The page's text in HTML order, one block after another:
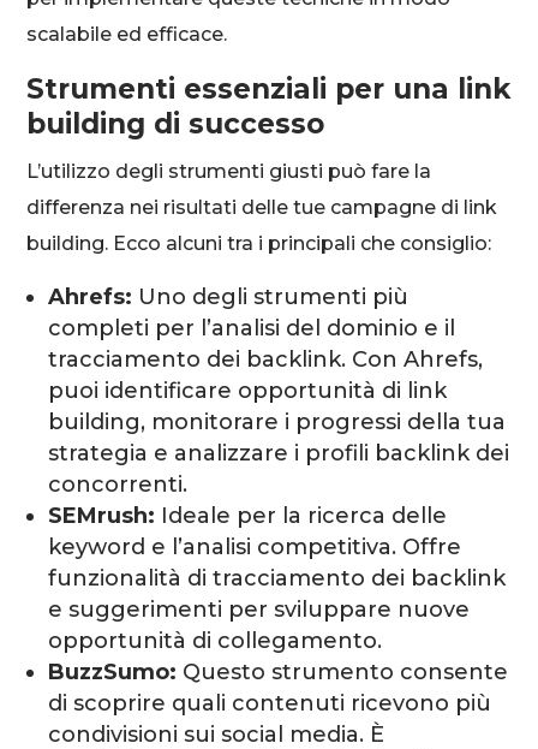
scalabile ed efficace.
Strumenti essenziali per una link
building di successo
L’utilizzo degli strumenti giusti può fare la
differenza nei risultati delle tue campagne di link
building. Ecco alcuni tra i principali che consiglio:
Ahrefs: Uno degli strumenti più
completi per l’analisi del dominio e il
tracciamento dei backlink. Con Ahrefs,
puoi identificare opportunità di link
building, monitorare i progressi della tua
strategia e analizzare i profili backlink dei
concorrenti.
SEMrush: Ideale per la ricerca delle
keyword e l’analisi competitiva. Offre
funzionalità di tracciamento dei backlink
e suggerimenti per sviluppare nuove
opportunità di collegamento.
BuzzSumo: Questo strumento consente
di scoprire quali contenuti ricevono più
condivisioni sui social media. È